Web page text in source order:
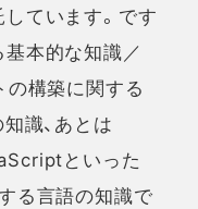
ています。です
基本的な知識／
の構築に関する
識、あとは
といった
る言語の知識で